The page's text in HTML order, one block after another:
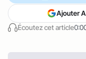
Écoutez cet article
Ajouter